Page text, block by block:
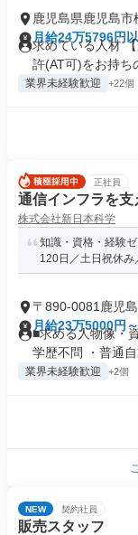
鹿児島県鹿児島市
月給24万5796円
求めている人材
許(AT可)をお持ち
業界未経験歓迎 +22個
正社員
通信インフラを
株式会社新日本科学
知識・資格・経験
120日／土日祝休み
〒890-0081鹿児
月給23万5000円
■求める人物像・
学歴不問 ・普通自
業界未経験歓迎 +2個
NEW 契約社員
販売スタッフ